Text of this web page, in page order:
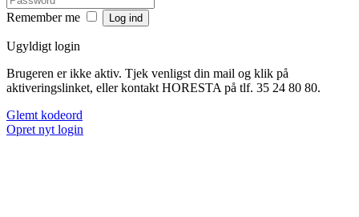
Remember me
Ugyldigt login
Brugeren er ikke aktiv. Tjek venligst din mail og klik på
aktiveringslinket, eller kontakt HORESTA på tlf. 35 24 80 80.
Glemt kodeord
Opret nyt login